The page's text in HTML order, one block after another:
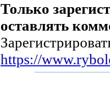
Только
оставлять
https://